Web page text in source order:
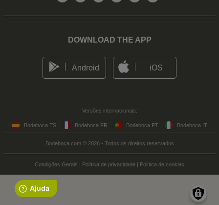
DOWNLOAD THE APP
Android iOS
Versões internacionais:
Bodeboca ES Bodeboca FR Bodeboca PT Bodeboca IT
Bodeboca.com © 2026 - Todos os direitos reservados
Condições Gerais | Política de privacidade | Política de cookies